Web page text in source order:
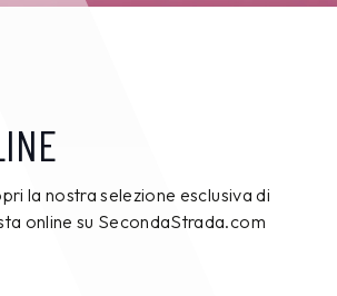
la nostra selezione esclusiva di
online su SecondaStrada.com